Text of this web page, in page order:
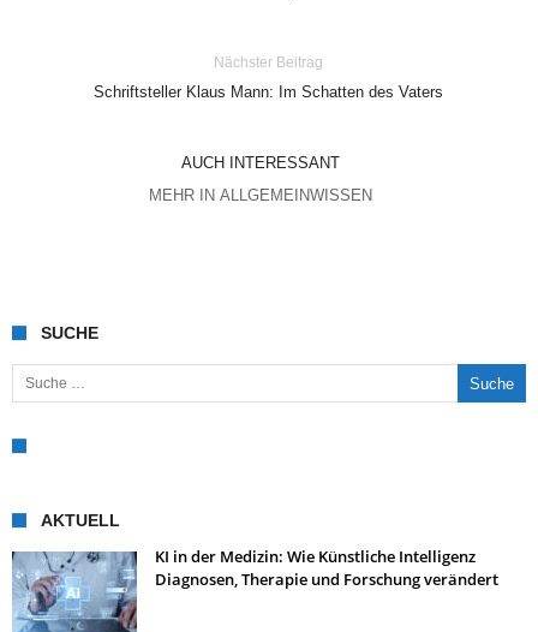
Nächster Beitrag
Schriftsteller Klaus Mann: Im Schatten des Vaters
AUCH INTERESSANT
MEHR IN ALLGEMEINWISSEN
SUCHE
Suche nach:
AKTUELL
KI in der Medizin: Wie Künstliche Intelligenz
Diagnosen, Therapie und Forschung verändert